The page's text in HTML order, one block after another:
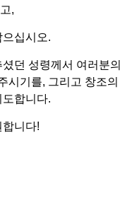
,
십시오.
던 성령께서 여러분의
시기를, 그리고 창조의
합니다.
니다!